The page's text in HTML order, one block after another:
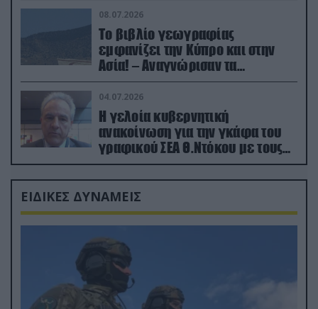
08.07.2026
Το βιβλίο γεωγραφίας
εμφανίζει την Κύπρο και στην
Ασία! – Αναγνώρισαν τα
κατεχόμενα; (φωτο)
04.07.2026
Η γελοία κυβερνητική
ανακοίνωση για την γκάφα του
γραφικού ΣΕΑ Θ.Ντόκου με τους
Ρώσους φαρσέρ
ΕΙΔΙΚΕΣ ΔΥΝΑΜΕΙΣ